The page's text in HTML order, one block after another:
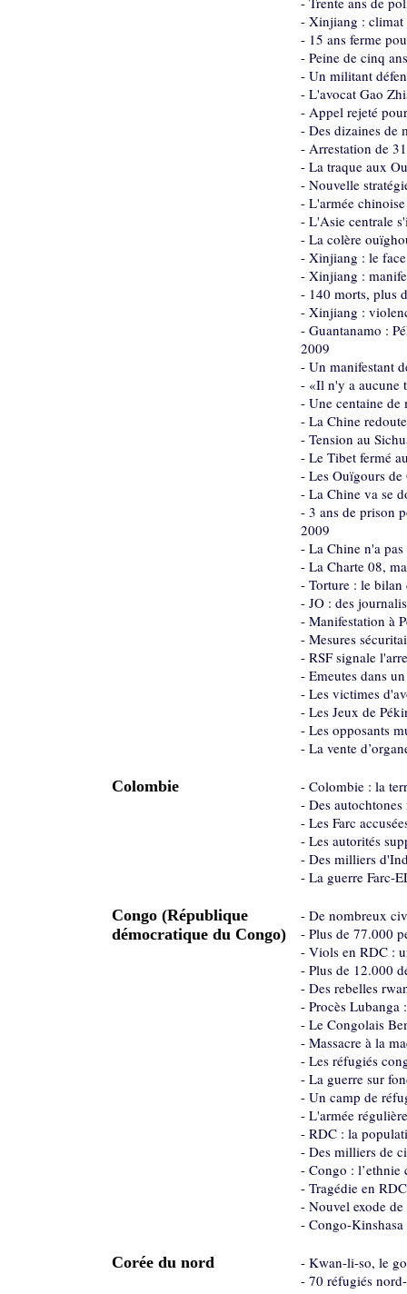
- Xinjiang : climat
- 15 ans ferme
- Peine de cinq
- Un militant
- L'avocat Gao
- Appel rejeté
- Des dizaines de
- Arrestation de
- La traque aux
- Nouvelle
- L'armée
- L'Asie centrale
- La colère
- Xinjiang : le
- Xinjiang :
- 140 morts, plus
- Xinjiang :
- Guantanamo :
2009
- Un manifestant
- «Il n'y a aucune
- Une centaine de
- La Chine
- Tension au
- Le Tibet fermé
- Les Ouïgours de
- La Chine va se
- 3 ans de prison
2009
- La Chine n'a
- La Charte 08,
- Torture : le bilan
- JO : des
- Manifestation à
- Mesures
- RSF signale
- Emeutes dans
- Les victimes
- Les Jeux de
- Les opposants
- La vente
Colombie - Colombie : la
- Des
- Les Farc
- Les autorités
- Des milliers
- La guerre Farc-
Congo (République
démocratique du Congo)
- De nombreux
- Plus de 77.000
- Viols en RDC :
- Plus de 12.000
- Des rebelles
- Procès Lubanga
- Le Congolais
- Massacre à la
- Les réfugiés
- La guerre sur
- Un camp de
- L'armée
- RDC : la
- Des milliers de
- Congo :
- Tragédie en
- Nouvel exode
- Congo-
Corée du nord - Kwan-li-so, le
- 70 réfugiés